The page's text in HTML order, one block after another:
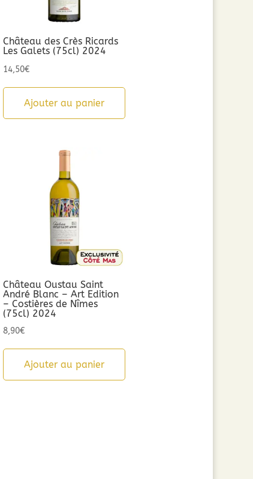
Château des Crès Ricards
Les Galets (75cl) 2024
14,50€
Ajouter au panier
Château Oustau Saint
André Blanc – Art Edition
– Costières de Nîmes
(75cl) 2024
8,90€
Ajouter au panier